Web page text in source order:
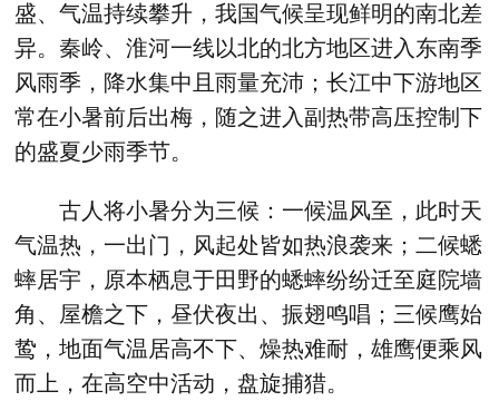
盛、气温持续攀升，我国气候呈现鲜明的南北差
异。秦岭、淮河一线以北的北方地区进入东南季
风雨季，降水集中且雨量充沛；长江中下游地区
常在小暑前后出梅，随之进入副热带高压控制下
的盛夏少雨季节。
古人将小暑分为三候：一候温风至，此时天
气温热，一出门，风起处皆如热浪袭来；二候蟋
蟀居宇，原本栖息于田野的蟋蟀纷纷迁至庭院墙
角、屋檐之下，昼伏夜出、振翅鸣唱；三候鹰始
鸷，地面气温居高不下、燥热难耐，雄鹰便乘风
而上，在高空中活动，盘旋捕猎。